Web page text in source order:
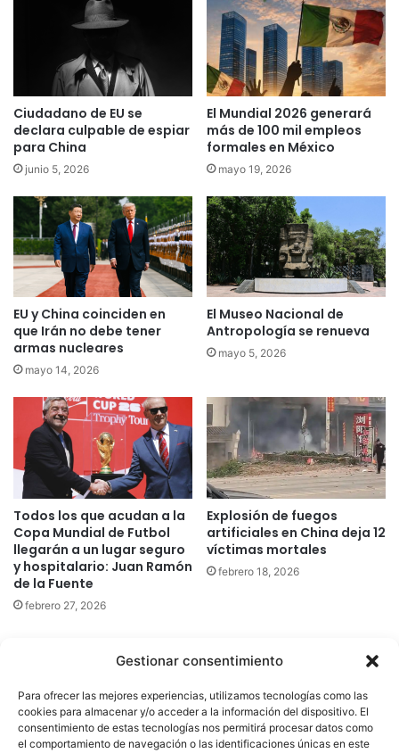
Gestionar consentimiento
Para ofrecer las mejores experiencias, utilizamos tecnologías como las
cookies para almacenar y/o acceder a la información del dispositivo. El
consentimiento de estas tecnologías nos permitirá procesar datos como
el comportamiento de navegación o las identificaciones únicas en este
Ciudadano de EU se
declara culpable de espiar
para China
junio 5, 2026
El Mundial 2026 generará
más de 100 mil empleos
formales en México
mayo 19, 2026
EU y China coinciden en
que Irán no debe tener
armas nucleares
mayo 14, 2026
El Museo Nacional de
Antropología se renueva
mayo 5, 2026
Todos los que acudan a la
Copa Mundial de Futbol
llegarán a un lugar seguro
y hospitalario: Juan Ramón
de la Fuente
febrero 27, 2026
Explosión de fuegos
artificiales en China deja 12
víctimas mortales
febrero 18, 2026
derechos reservados
|Aviso de Privacidad|Política de Cookies|Defensoría de la